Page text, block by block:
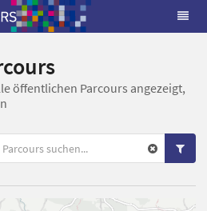
öffentlichen Parcours angezeigt,